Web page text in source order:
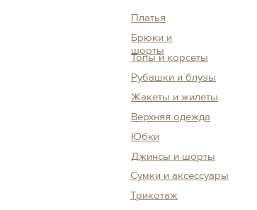
Платья
Брюки и
шорты
Топы и корсеты
Рубашки и блузы
Жакеты и жилеты
Верхняя одежда
Сумки и аксессуары
Трикотаж
Юбки
Джинсы и шорты